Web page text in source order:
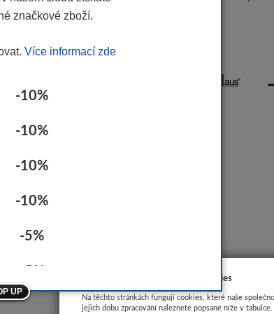
na akční zboží.
Tato webová stránka používá cookies
Na těchto stránkách fungují cookies, které naše
jejich dobu zpracování naleznete popsané níže v
značkové zboží.
Více informací zde
-10%
-10%
-10%
-10%
-5%
-5%
-10%
UP